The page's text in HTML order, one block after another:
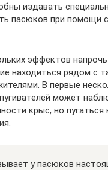
издавать
пасюков при помощи
эффектов
находиться рядом с
В первые
может
крыс, но пугаться
у пасюков